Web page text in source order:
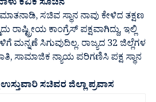
ಕೆವಿಕೆ ಸೂಚನೆ
ಸಚಿವ ಸ್ಥಾನ ನಾವು ಕೇಳಿದ ತಕ್ಷಣ
ರಾಷ್ಟ್ರೀಯ ಕಾಂಗ್ರೆಸ್ ಪಕ್ಷವಾಗಿದ್ದು, ಇಲ್ಲಿ
ಮನ್ನಣೆ ಸಿಗುವುದಿಲ್ಲ. ರಾಜ್ಯದ 32 ಜಿಲ್ಲೆಗಳ‌
ಸಾಮಾಜಿಕ ನ್ಯಾಯ ಪರಿಗಣಿಸಿ ಪಕ್ಷ ಸ್ಥಾನ
ಸಚಿವರ ಜಿಲ್ಲಾ ಪ್ರವಾಸ